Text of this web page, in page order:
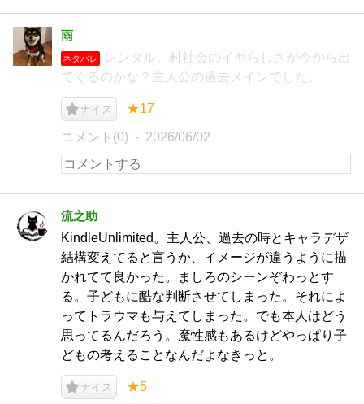
雨
ネタバレ
レンタル。村社会のイヤらしさが今から出
てくるのかな？主人公の過去メインでした。
ナイス ★17
コメント(0) 2026/06/02
流之助
KindleUnlimited。主人公、過去の時とキャラデザ
結構変えてると言うか、イメージが違うように描
かれてて良かった。ましろのシーンぞわっとす
る。子どもに酷な判断させてしまった。それによ
ってトラウマも与えてしまった。でも本人はどう
思ってるんだろう。魔性感もあるけどやっぱり子
どもの考えることなんだよなきっと。
ナイス ★5